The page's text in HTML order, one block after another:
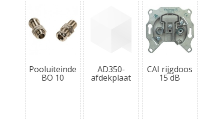
Pooluiteinde
BO 10
AD350-
afdekplaat
CAI rijgdoos
15 dB